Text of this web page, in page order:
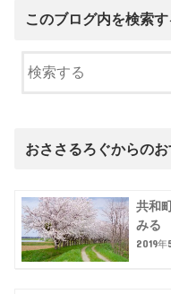
このブログ内を検索す
おささるろぐからの
共和
みる
2019年